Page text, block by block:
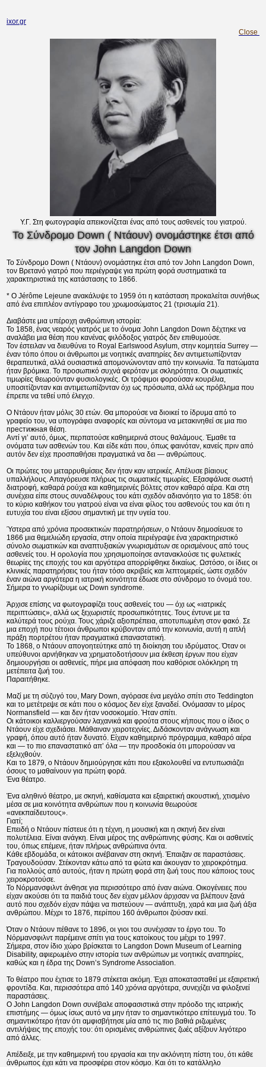
ixor.gr
Close
Υ.Γ. Στη φωτογραφία απεικονίζεται ένας από τους ασθενείς του γιατρού.
Το Σύνδρομο Down ( Ντάουν) ονομάστηκε έτσι από
τον John Langdon Down
Το Σύνδρομο Down ( Ντάουν) ονομάστηκε έτσι από τον John Langdon Down,
τον Βρετανό γιατρό που περιέγραψε για πρώτη φορά συστηματικά τα
χαρακτηριστικά της κατάστασης το 1866.
* Ο Jérôme Lejeune ανακάλυψε το 1959 ότι η κατάσταση προκαλείται συνήθως
από ένα επιπλέον αντίγραφο του χρωμοσώματος 21 (τρισωμία 21).
Διαβάστε μια υπέροχη ανθρώπινη ιστορία:
Το 1858, ένας νεαρός γιατρός με το όνομα John Langdon Down δέχτηκε να
αναλάβει μια θέση που κανένας φιλόδοξος γιατρός δεν επιθυμούσε.
Τον έστειλαν να διευθύνει το Royal Earlswood Asylum, στην κομητεία Surrey —
έναν τόπο όπου οι άνθρωποι με νοητικές αναπηρίες δεν αντιμετωπίζονταν
θεραπευτικά, αλλά ουσιαστικά απομονώνονταν από την κοινωνία. Τα πατώματα
ήταν βρόμικα. Το προσωπικό συχνά φερόταν με σκληρότητα. Οι σωματικές
τιμωρίες θεωρούνταν φυσιολογικές. Οι τρόφιμοι φορούσαν κουρέλια,
υποσιτίζονταν και αντιμετωπίζονταν όχι ως πρόσωπα, αλλά ως πρόβλημα που
έπρεπε να τεθεί υπό έλεγχο.
Ο Ντάουν ήταν μόλις 30 ετών. Θα μπορούσε να διοικεί το ίδρυμα από το
γραφείο του, να υπογράφει αναφορές και σύντομα να μετακινηθεί σε μια πιο
престижная θέση.
Αντί γι’ αυτό, όμως, περπατούσε καθημερινά στους θαλάμους. Έμαθε τα
ονόματα των ασθενών του. Και είδε κάτι που, όπως φαινόταν, κανείς πριν από
αυτόν δεν είχε προσπαθήσει πραγματικά να δει — ανθρώπους.
Οι πρώτες του μεταρρυθμίσεις δεν ήταν καν ιατρικές. Απέλυσε βίαιους
υπαλλήλους. Απαγόρευσε πλήρως τις σωματικές τιμωρίες. Εξασφάλισε σωστή
διατροφή, καθαρά ρούχα και καθημερινές βόλτες στον καθαρό αέρα. Και στη
συνέχεια είπε στους συναδέλφους του κάτι σχεδόν αδιανόητο για το 1858: ότι
το κύριο καθήκον του γιατρού είναι να είναι φίλος του ασθενούς του και ότι η
ευτυχία του είναι εξίσου σημαντική με την υγεία του.
Ύστερα από χρόνια προσεκτικών παρατηρήσεων, ο Ντάουν δημοσίευσε το
1866 μια θεμελιώδη εργασία, στην οποία περιέγραψε ένα χαρακτηριστικό
σύνολο σωματικών και αναπτυξιακών γνωρισμάτων σε ορισμένους από τους
ασθενείς του. Η ορολογία που χρησιμοποίησε αντανακλούσε τις φυλετικές
θεωρίες της εποχής του και αργότερα απορρίφθηκε δικαίως. Ωστόσο, οι ίδιες οι
κλινικές παρατηρήσεις του ήταν τόσο ακριβείς και λεπτομερείς, ώστε σχεδόν
έναν αιώνα αργότερα η ιατρική κοινότητα έδωσε στο σύνδρομο το όνομά του.
Σήμερα το γνωρίζουμε ως Down syndrome.
Άρχισε επίσης να φωτογραφίζει τους ασθενείς του — όχι ως «ιατρικές
περιπτώσεις», αλλά ως ξεχωριστές προσωπικότητες. Τους έντυνε με τα
καλύτερά τους ρούχα. Τους χάριζε αξιοπρέπεια, αποτυπωμένη στον φακό. Σε
μια εποχή που τέτοιοι άνθρωποι κρύβονταν από την κοινωνία, αυτή η απλή
πράξη πορτρέτου ήταν πραγματικά επαναστατική.
Το 1868, ο Ντάουν απογοητεύτηκε από τη διοίκηση του ιδρύματος. Όταν οι
υπεύθυνοι αρνήθηκαν να χρηματοδοτήσουν μια έκθεση έργων που είχαν
δημιουργήσει οι ασθενείς, πήρε μια απόφαση που καθόρισε ολόκληρη τη
μετέπειτα ζωή του.
Παραιτήθηκε.
Μαζί με τη σύζυγό του, Mary Down, αγόρασε ένα μεγάλο σπίτι στο Teddington
και το μετέτρεψε σε κάτι που ο κόσμος δεν είχε ξαναδεί. Ονόμασαν το μέρος
Normansfield — και δεν ήταν νοσοκομείο. Ήταν σπίτι.
Οι κάτοικοι καλλιεργούσαν λαχανικά και φρούτα στους κήπους που ο ίδιος ο
Ντάουν είχε σχεδιάσει. Μάθαιναν χειροτεχνίες. Διδάσκονταν ανάγνωση και
γραφή, όπου αυτό ήταν δυνατό. Είχαν καθημερινό πρόγραμμα, καθαρό αέρα
και — το πιο επαναστατικό απ’ όλα — την προσδοκία ότι μπορούσαν να
εξελιχθούν.
Και το 1879, ο Ντάουν δημιούργησε κάτι που εξακολουθεί να εντυπωσιάζει
όσους το μαθαίνουν για πρώτη φορά.
Ένα θέατρο.
Ένα αληθινό θέατρο, με σκηνή, καθίσματα και εξαιρετική ακουστική, χτισμένο
μέσα σε μια κοινότητα ανθρώπων που η κοινωνία θεωρούσε
«ανεκπαίδευτους».
Γιατί;
Επειδή ο Ντάουν πίστευε ότι η τέχνη, η μουσική και η σκηνή δεν είναι
πολυτέλεια. Είναι ανάγκη. Είναι μέρος της ανθρώπινης φύσης. Και οι ασθενείς
του, όπως επέμενε, ήταν πλήρως ανθρώπινα όντα.
Κάθε εβδομάδα, οι κάτοικοι ανέβαιναν στη σκηνή. Έπαιζαν σε παραστάσεις.
Τραγουδούσαν. Στέκονταν κάτω από τα φώτα και άκουγαν το χειροκρότημα.
Για πολλούς από αυτούς, ήταν η πρώτη φορά στη ζωή τους που κάποιος τους
χειροκροτούσε.
Το Νόρμανσφιλντ άνθησε για περισσότερο από έναν αιώνα. Οικογένειες που
είχαν ακούσει ότι τα παιδιά τους δεν είχαν μέλλον άρχισαν να βλέπουν ξανά
αυτό που σχεδόν είχαν πάψει να πιστεύουν — ανάπτυξη, χαρά και μια ζωή άξια
ανθρώπου. Μέχρι το 1876, περίπου 160 άνθρωποι ζούσαν εκεί.
Όταν ο Ντάουν πέθανε το 1896, οι γιοι του συνέχισαν το έργο του. Το
Νόρμανσφιλντ παρέμεινε σπίτι για τους κατοίκους του μέχρι το 1997.
Σήμερα, στον ίδιο χώρο βρίσκεται το Langdon Down Museum of Learning
Disability, αφιερωμένο στην ιστορία των ανθρώπων με νοητικές αναπηρίες,
καθώς και η έδρα της Down’s Syndrome Association.
Το θέατρο που έχτισε το 1879 στέκεται ακόμη. Έχει αποκατασταθεί με εξαιρετική
φροντίδα. Και, περισσότερα από 140 χρόνια αργότερα, συνεχίζει να φιλοξενεί
παραστάσεις.
Ο John Langdon Down συνέβαλε αποφασιστικά στην πρόοδο της ιατρικής
επιστήμης — όμως ίσως αυτό να μην ήταν το σημαντικότερο επίτευγμά του. Το
σημαντικότερο ήταν ότι αμφισβήτησε μία από τις πιο βαθιά ριζωμένες
αντιλήψεις της εποχής του: ότι ορισμένες ανθρώπινες ζωές αξίζουν λιγότερο
από άλλες.
Απέδειξε, με την καθημερινή του εργασία και την ακλόνητη πίστη του, ότι κάθε
άνθρωπος έχει κάτι να προσφέρει στον κόσμο. Και ότι το κατάλληλο